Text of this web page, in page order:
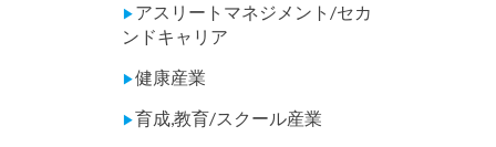
▶ アスリートマネジメント/セカ
ンドキャリア
▶健康産業
▶育成,教育/スクール産業